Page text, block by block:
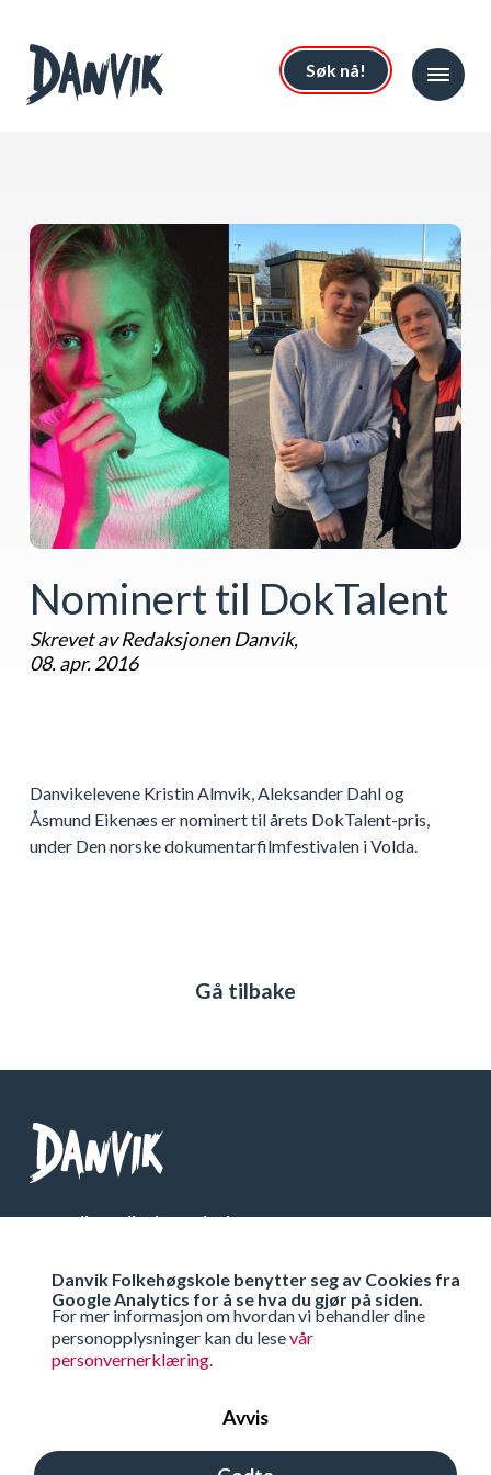
Danvik Folkehøgskole benytter seg av Cookies fra
Google Analytics for å se hva du gjør på siden.
For mer informasjon om hvordan vi behandler dine
personopplysninger kan du lesevår
personvernerklæring.
Avvis
Søk nå!
Nominert til DokTalent
Skrevet av Redaksjonen Danvik,
08. apr. 2016
Danvikelevene Kristin Almvik, Aleksander Dahl og
Åsmund Eikenæs er nominert til årets DokTalent-pris,
under Den norske dokumentarfilmfestivalen i Volda.
Gå tilbake
Danvik Folkehøgskole
Org Nr: 971 538 333
Få veibeskrivelse
Ta kontakt